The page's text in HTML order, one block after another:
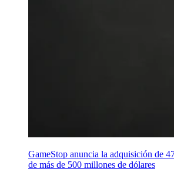
GameStop anuncia la adquisición de
de más de 500 millones de dólares